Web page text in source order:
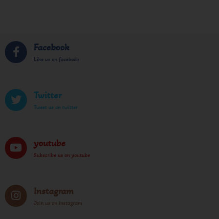
Facebook
Like us on facebook
Twitter
Tweet us on twitter
youtube
Subscribe us on youtube
Instagram
Join us on instagram